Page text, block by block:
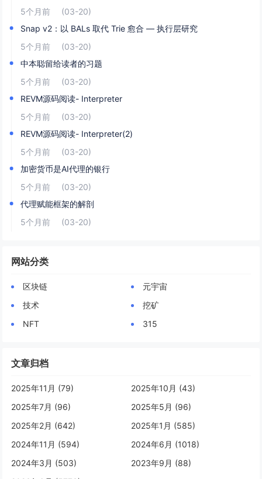
5个月前
(03-20)
Snap v2：以 BALs 取代 Trie 愈合 — 执行层研究
5个月前
(03-20)
中本聪留给读者的习题
5个月前
(03-20)
REVM源码阅读- Interpreter
5个月前
(03-20)
REVM源码阅读- Interpreter(2)
5个月前
(03-20)
加密货币是AI代理的银行
5个月前
(03-20)
代理赋能框架的解剖
5个月前
(03-20)
网站分类
区块链
元宇宙
技术
挖矿
NFT
315
文章归档
2025年11月 (79)
2025年10月 (43)
2025年7月 (96)
2025年5月 (96)
2025年2月 (642)
2025年1月 (585)
2024年11月 (594)
2024年6月 (1018)
2024年3月 (503)
2023年9月 (88)